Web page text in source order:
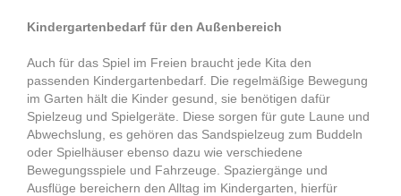
Kindergartenbedarf für den Außenbereich
Auch für das Spiel im Freien braucht jede Kita den
passenden Kindergartenbedarf. Die regelmäßige Bewegung
im Garten hält die Kinder gesund, sie benötigen dafür
Spielzeug und Spielgeräte. Diese sorgen für gute Laune und
Abwechslung, es gehören das Sandspielzeug zum Buddeln
oder Spielhäuser ebenso dazu wie verschiedene
Bewegungsspiele und Fahrzeuge. Spaziergänge und
Ausflüge bereichern den Alltag im Kindergarten, hierfür